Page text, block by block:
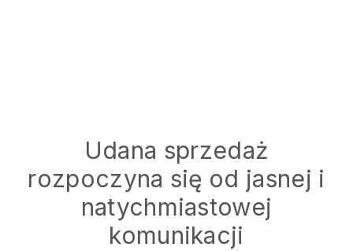
Udana sprzedaż
rozpoczyna się od jasnej i
natychmiastowej
komunikacji